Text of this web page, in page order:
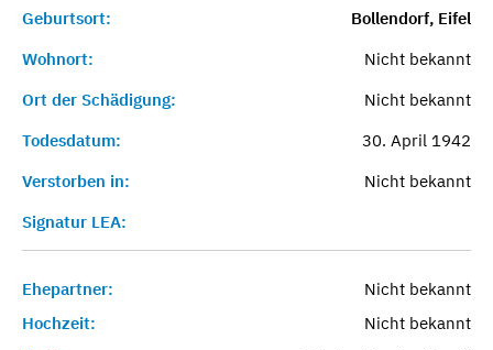
Geburtsort:
Bollendorf, Eifel
Wohnort:
Nicht bekannt
Ort der Schädigung:
Nicht bekannt
Todesdatum:
30. April 1942
Verstorben in:
Nicht bekannt
Signatur LEA:
Ehepartner:
Nicht bekannt
Hochzeit:
Nicht bekannt